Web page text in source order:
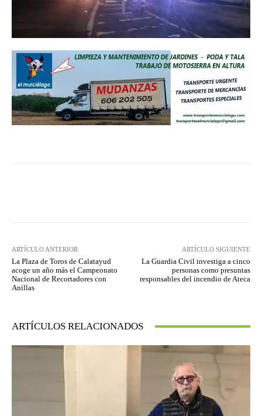
ARTÍCULO ANTERIOR
La Plaza de Toros de Calatayud
acoge un año más el Campeonato
Nacional de Recortadores con
Anillas
ARTÍCULO SIGUIENTE
La Guardia Civil investiga a cinco
personas como presuntas
responsables del incendio de Ateca
ARTÍCULOS RELACIONADOS